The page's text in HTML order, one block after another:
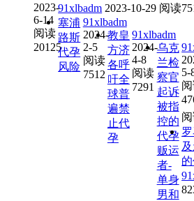
2023-
6-14
阅读
20125
91xlbadm 2023-10-29 阅读
塞浦
路斯
代孕
风险
91xlbadm
2024-
2-5
阅读
7512
教皇
方济
各呼
吁全
球普
遍禁
止代
孕
91xlbadm
2024-
4-8
阅读
7291
乌克
兰检
察官
起诉
被指
控的
代孕
贩运
者-
单身
男和
5-